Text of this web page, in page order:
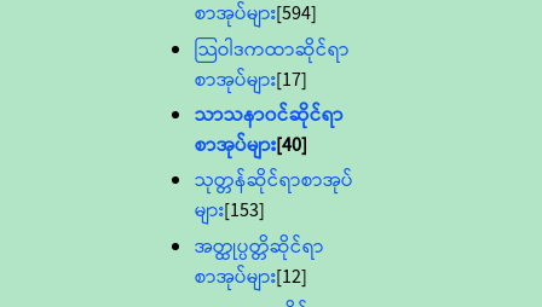
စာအုပ်များ[594]
သြဝါဒကထာဆိုင်ရာ
စာအုပ်များ[17]
သာသနာ၀င်ဆိုင်ရာ
စာအုပ်များ[40]
သုတ္တန်ဆိုင်ရာစာအုပ်
များ[153]
အတ္ထုပ္ပတ္တိဆိုင်ရာ
စာအုပ်များ[12]